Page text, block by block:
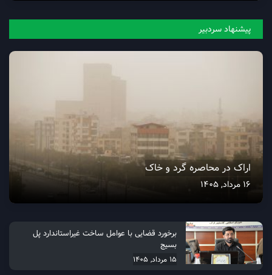
پیشنهاد سردبیر
اراک در محاصره گرد و خاک
16 مرداد, 1405
برخورد قضایی با عوامل ساخت غیراستاندارد پل
بسیج
15 مرداد, 1405